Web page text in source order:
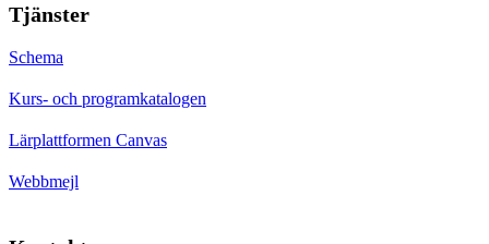
Tjänster
Schema
Kurs- och programkatalogen
Lärplattformen Canvas
Webbmejl